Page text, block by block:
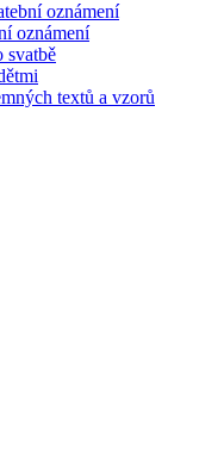
oznámení
oznámení
svatbě
textů a vzorů